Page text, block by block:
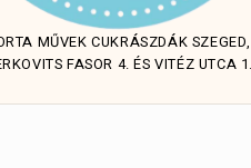
MŰVEK CUKRÁSZDÁK SZEGED,
FASOR 4. ÉS VITÉZ UTCA 1.